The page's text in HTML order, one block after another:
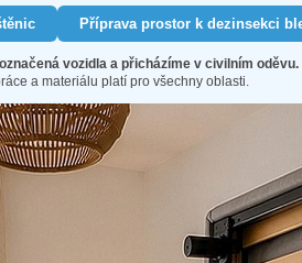
Příprava prostor k dezinsekci
vozidla a přicházíme v civilním oděvu.
a materiálu platí pro všechny oblasti.